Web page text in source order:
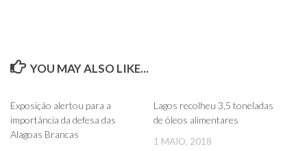
YOU MAY ALSO LIKE...
Exposição alertou para a
importância da defesa das
Alagoas Brancas
Lagos recolheu 3,5 toneladas
de óleos alimentares
1 MAIO, 2018